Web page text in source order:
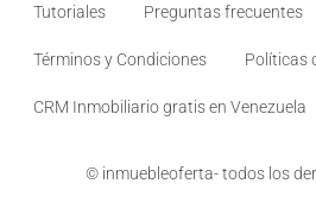
Tutoriales Preguntas frecuentes
Términos y Condiciones Políticas
CRM Inmobiliario gratis en Venezuela
© inmuebleoferta- todos los